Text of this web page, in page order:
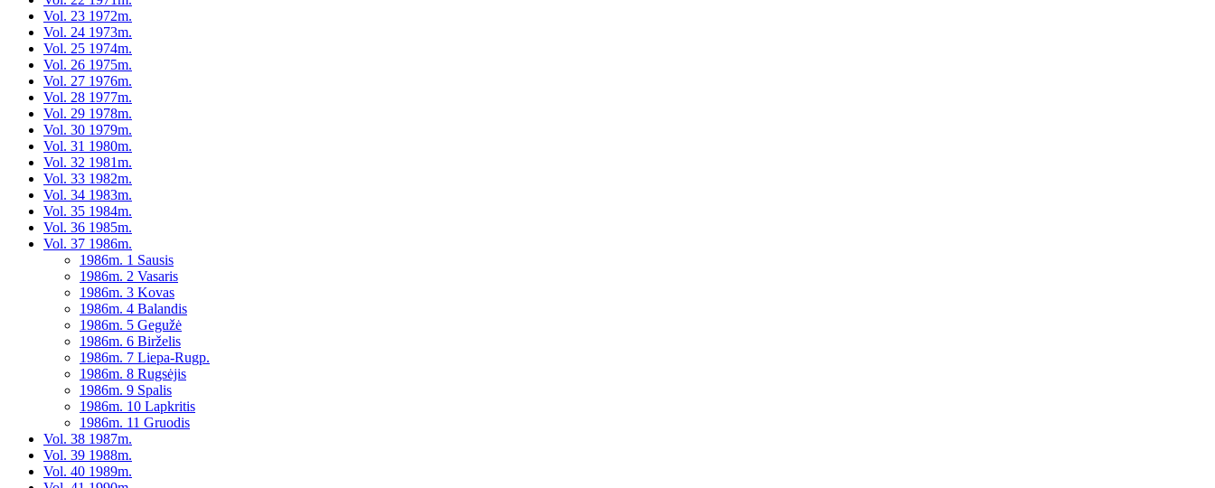
Vol. 23 1972m.
Vol. 24 1973m.
Vol. 25 1974m.
Vol. 26 1975m.
Vol. 27 1976m.
Vol. 28 1977m.
Vol. 29 1978m.
Vol. 30 1979m.
Vol. 31 1980m.
Vol. 32 1981m.
Vol. 33 1982m.
Vol. 34 1983m.
Vol. 35 1984m.
Vol. 36 1985m.
Vol. 37 1986m.
1986m. 1 Sausis
1986m. 2 Vasaris
1986m. 3 Kovas
1986m. 4 Balandis
1986m. 5 Gegužė
1986m. 6 Birželis
1986m. 7 Liepa-Rugp.
1986m. 8 Rugsėjis
1986m. 9 Spalis
1986m. 10 Lapkritis
1986m. 11 Gruodis
Vol. 38 1987m.
Vol. 39 1988m.
Vol. 40 1989m.